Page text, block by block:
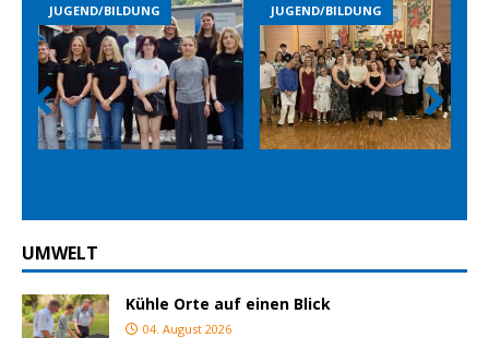
JUGEND/BILDUNG JUGEND/BILDUNG
Prev
ious
Nex
t
UMWELT
Kühle Orte auf einen Blick
04. August 2026